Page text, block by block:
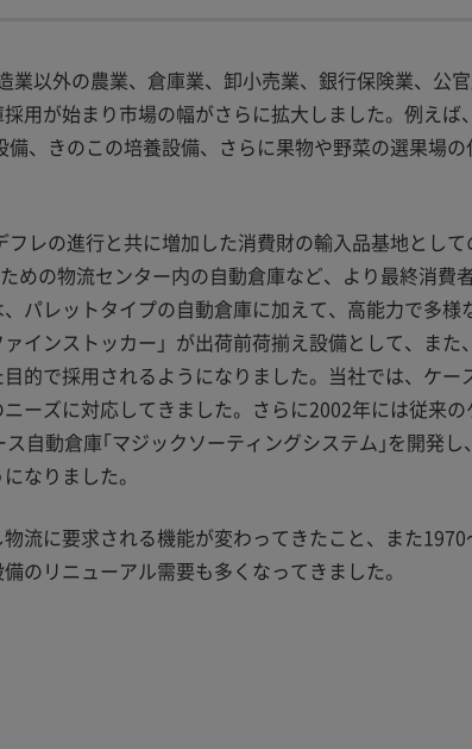
以外の農業、倉庫業、卸小売業、銀行保険業、公
用が始まり市場の幅がさらに拡大しました。例えば
、きのこの培養設備、さらに果物や野菜の選果場
レの進行と共に増加した消費財の輸入品基地として
の物流センター内の自動倉庫など、より最終消費
パレットタイプの自動倉庫に加えて、高能力で多様
インストッカー」が出荷前荷揃え設備として、また
的で採用されるようになりました。当社では、ケー
ーズに対応してきました。さらに2002年には従来
自動倉庫｢マジックソーティングシステム｣を開発
なりました。
流に要求される機能が変わってきたこと、また
のリニューアル需要も多くなってきました。